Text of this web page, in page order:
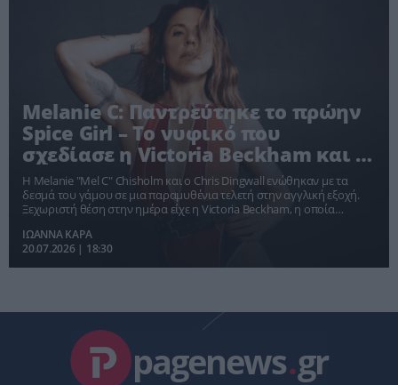
Melanie C: Παντρεύτηκε το πρώην
Spice Girl – Το νυφικό που
σχεδίασε η Victoria Beckham και ο
ρομαντικός γάμος
Η Melanie "Mel C" Chisholm και ο Chris Dingwall ενώθηκαν με τα
δεσμά του γάμου σε μια παραμυθένια τελετή στην αγγλική εξοχή.
Ξεχωριστή θέση στην ημέρα είχε η Victoria Beckham, η οποία
συνεργάτιδάς της στις Spice Girls.
ΙΩΑΝΝΑ ΚΑΡΑ
20.07.2026 | 18:30
pagenews.gr